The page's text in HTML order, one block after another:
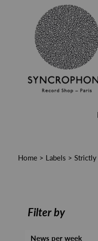
Home > Labels > Strictly
Filter by
News per week